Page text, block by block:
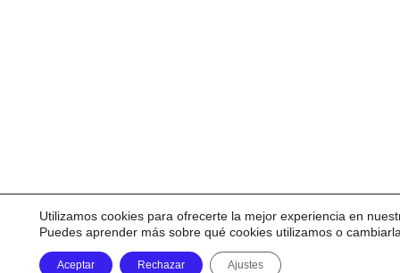
Utilizamos cookies para ofrecerte la mejor experiencia en
Puedes aprender más sobre qué cookies utilizamos o
Aceptar Rechazar Ajustes